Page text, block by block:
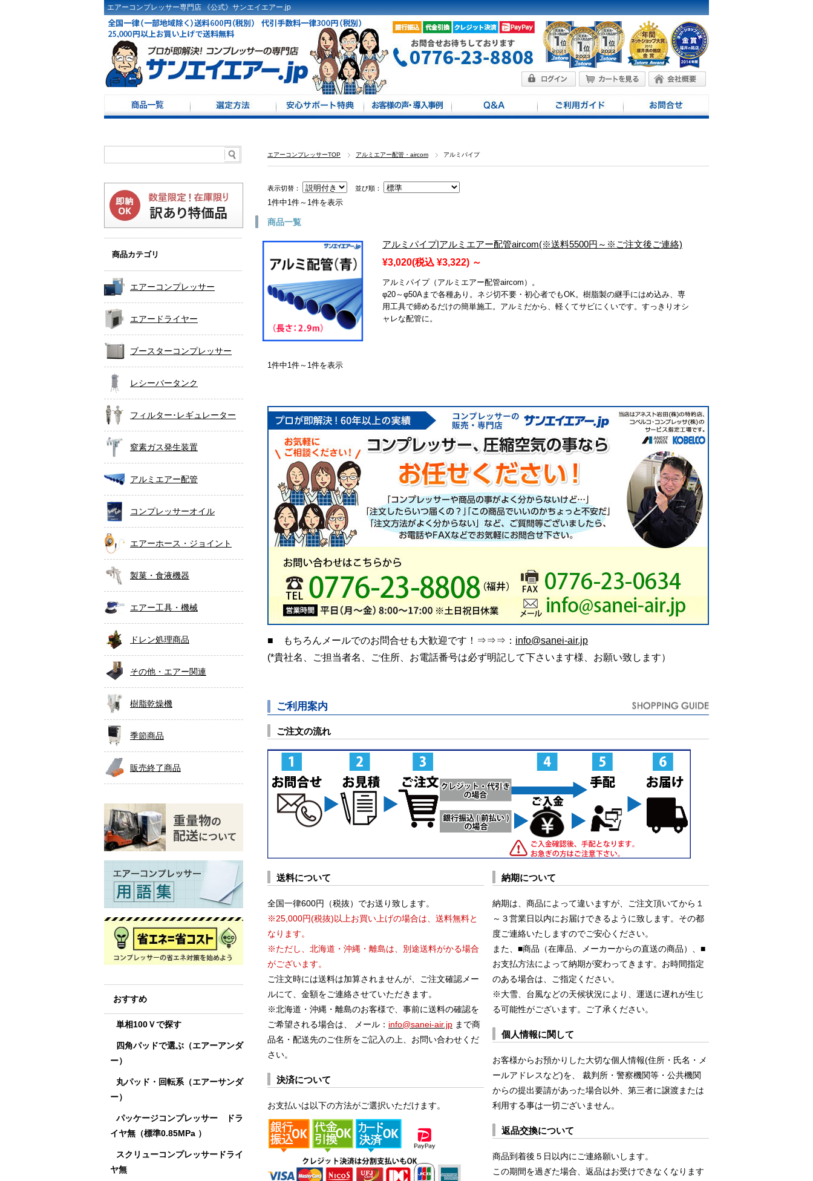
エアーコンプレッサー専門店 《公式》サンエイエアー.jp
エアーコンプレッサーTOP アルミエアー配管・aircom アルミパイプ
表示切替： 並び順：
1件中1件～1件を表示
商品一覧
アルミパイプ|アルミエアー配管aircom(※送料5500円～※ご注文後ご連絡)
¥3,020(税込 ¥3,322) ～
アルミパイプ（アルミエアー配管aircom）。
φ20～φ50Aまで各種あり。ネジ切不要・初心者でもOK。樹脂製の継手にはめ込み、専
用工具で締めるだけの簡単施工。アルミだから、軽くてサビにくいです。すっきりオシ
ャレな配管に。
1件中1件～1件を表示
■ もちろんメールでのお問合せも大歓迎です！⇒⇒⇒： info@sanei-air.jp
(*貴社名、ご担当者名、ご住所、お電話番号は必ず明記して下さいます様、お願い致します）
ご利用案内
ご注文の流れ
送料について
全国一律600円（税抜）でお送り致します。
※25,000円(税抜)以上お買い上げの場合は、送料無料と
なります。
※ただし、北海道・沖縄・離島は、別途送料がかる場合
がございます。
ご注文時には送料は加算されませんが、ご注文確認メー
ルにて、金額をご連絡させていただきます。
※北海道・沖縄・離島のお客様で、事前に送料の確認を
ご希望される場合は、 メール： info@sanei-air.jp まで商
品名・配送先のご住所をご記入の上、お問い合わせくだ
さい。
決済について
お支払いは以下の方法がご選択いただけます。
納期について
納期は、商品によって違いますが、ご注文頂いてから１
～３営業日以内にお届けできるように致します。その都
度ご連絡いたしますのでご安心ください。
また、■商品（在庫品、メーカーからの直送の商品）、■
お支払方法によって納期が変わってきます。お時間指定
のある場合は、ご指定ください。
※大雪、台風などの天候状況により、運送に遅れが生じ
る可能性がございます。ご了承ください。
個人情報に関して
お客様からお預かりした大切な個人情報(住所・氏名・メ
ールアドレスなど)を、 裁判所・警察機関等・公共機関
からの提出要請があった場合以外、第三者に譲渡または
利用する事は一切ございません。
返品交換について
商品到着後５日以内にご連絡願いします。
この期間を過ぎた場合、返品はお受けできなくなります
商品カテゴリ
エアーコンプレッサー
エアードライヤー
ブースターコンプレッサー
レシーバータンク
フィルター･レギュレーター
窒素ガス発生装置
アルミエアー配管
コンプレッサーオイル
エアーホース・ジョイント
製菓・食液機器
エアー工具・機械
ドレン処理商品
その他・エアー関連
樹脂乾燥機
季節商品
販売終了商品
おすすめ
単相100Ｖで探す
四角パッドで選ぶ（エアーアンダ
ー）
丸パッド・回転系（エアーサンダ
ー）
パッケージコンプレッサー ドラ
イヤ無（標準0.85MPa ）
スクリューコンプレッサードライ
ヤ無